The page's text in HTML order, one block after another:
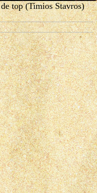
top (Timios Stavros)